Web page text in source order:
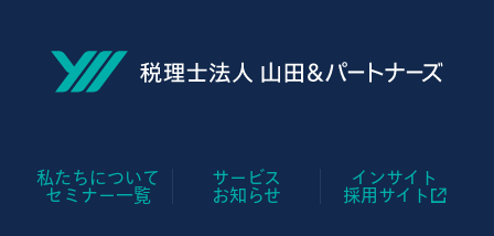
私たちについて サービス
インサイト
セミナー一覧
お知らせ 採用サイト